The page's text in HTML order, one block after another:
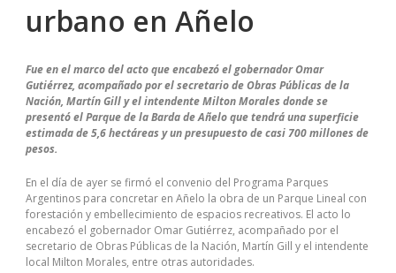
urbano en Añelo
Fue en el marco del acto que encabezó el gobernador Omar
Gutiérrez, acompañado por el secretario de Obras Públicas de la
Nación, Martín Gill y el intendente Milton Morales donde se
presentó el Parque de la Barda de Añelo que tendrá una superficie
estimada de 5,6 hectáreas y un presupuesto de casi 700 millones de
pesos.
En el día de ayer se firmó el convenio del Programa Parques
Argentinos para concretar en Añelo la obra de un Parque Lineal con
forestación y embellecimiento de espacios recreativos. El acto lo
encabezó el gobernador Omar Gutiérrez, acompañado por el
secretario de Obras Públicas de la Nación, Martín Gill y el intendente
local Milton Morales, entre otras autoridades.